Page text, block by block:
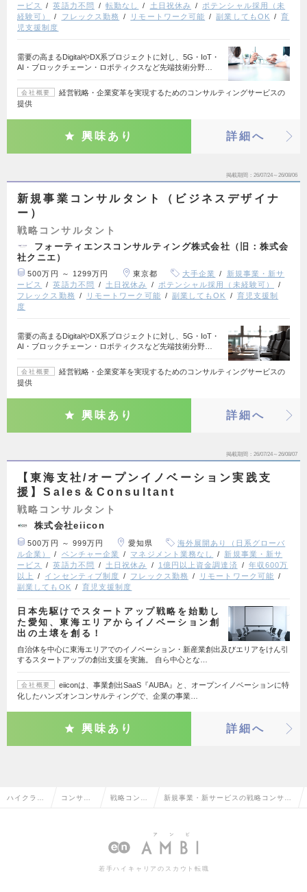
ービス
英語力不問 転勤なし 土日祝休み
ポテンシャル採用（未
経験可）
フレックス勤務 リモートワーク可能 副業してもOK
育
児支援制度
需要の高まるDigitalやDX系プロジェクトに対し、5G・IoT・
AI・ブロックチェーン・ロボティクスなど先端技術分野…
会社概要
経営戦略・企業変革を実現するためのコンサルティングサービスの
提供
興味あり 詳細へ
掲載期間 26/07/24～26/08/06
新規事業コンサルタント（ビジネスデザイナ
ー）
戦略コンサルタント
フォーティエンスコンサルティング株式会社（旧：株式会
社クニエ）
500万円 ～ 1299万円 東京都 大手企業
新規事業・新サ
ービス
英語力不問 土日祝休み
ポテンシャル採用（未経験可）
フレックス勤務
リモートワーク可能 副業してもOK
育児支援制
度
需要の高まるDigitalやDX系プロジェクトに対し、5G・IoT・
AI・ブロックチェーン・ロボティクスなど先端技術分野…
会社概要
経営戦略・企業変革を実現するためのコンサルティングサービスの
提供
興味あり 詳細へ
掲載期間 26/07/24～26/08/07
【東海支社/オープンイノベーション実践支
援】Sales＆Consultant
戦略コンサルタント
株式会社eiicon
500万円 ～ 999万円 愛知県
海外展開あり（日系グローバ
ル企業）
ベンチャー企業 マネジメント業務なし
新規事業・新サ
ービス
英語力不問 土日祝休み 1億円以上資金調達済
年収600万
以上
インセンティブ制度 フレックス勤務
リモートワーク可能
副業してもOK
育児支援制度
日本先駆けでスタートアップ戦略を始動し
た愛知、東海エリアからイノベーション創
出の土壌を創る！
自治体を中心に東海エリアでのイノベーション・新産業創出及びエリアをけん引
するスタートアップの創出支援を実施。 自ら中心とな…
会社概要
eiiconは、事業創出SaaS『AUBA』と、オープンイノベーションに特
化したハンズオンコンサルティングで、企業の事業…
興味あり 詳細へ
ハイクラス コンサル 戦略コンサ 新規事業・新サービスの戦略コンサル
若手ハイキャリアのスカウト転職